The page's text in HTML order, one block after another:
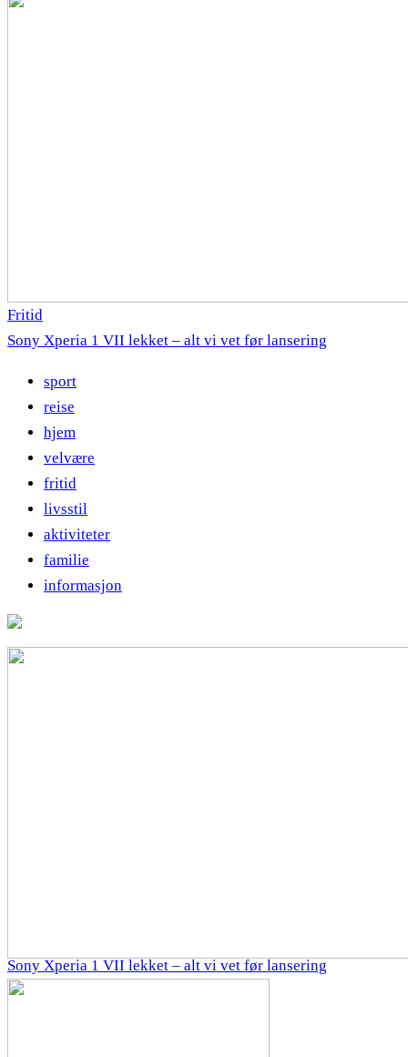
Fritid
Sony Xperia 1 VII lekket – alt vi vet før lansering
sport
reise
hjem
velvære
fritid
livsstil
aktiviteter
familie
informasjon
Sony Xperia 1 VII lekket – alt vi vet før lansering